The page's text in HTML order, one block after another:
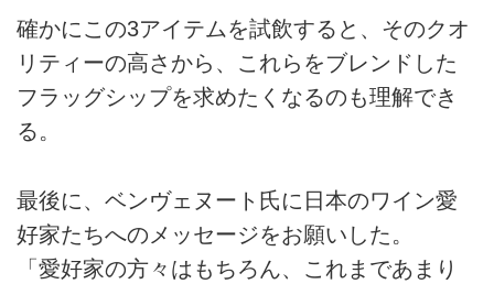
確かにこの3アイテムを試飲すると、そのクオ
リティーの高さから、これらをブレンドした
フラッグシップを求めたくなるのも理解でき
る。
最後に、ベンヴェヌート氏に日本のワイン愛
好家たちへのメッセージをお願いした。
「愛好家の方々はもちろん、これまであまり